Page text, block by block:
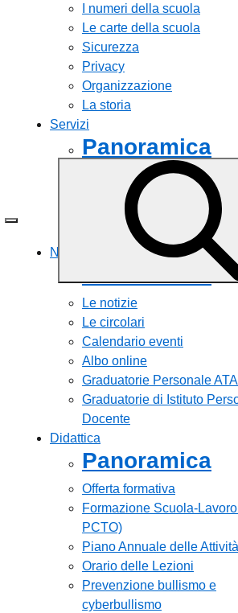
I numeri della scuola
Le carte della scuola
Sicurezza
Privacy
Organizzazione
La storia
Servizi
Panoramica
Personale scolastico
Famiglie e studenti
Percorsi di studio
Tutti i servizi
Novità
Le notizie
Le circolari
Calendario eventi
Albo online
Graduatorie Personale ATA
Graduatorie di Istituto
Docente
Didattica
Panoramica
Offerta formativa
Formazione Scuola-
PCTO)
Piano Annuale delle Attività
Orario delle Lezioni
Prevenzione bullismo e
cyberbullismo